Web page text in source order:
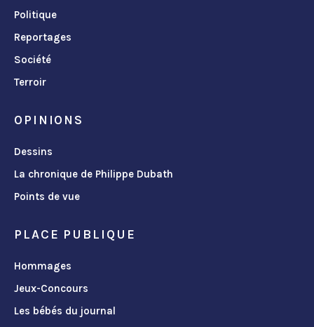
Politique
Reportages
Société
Terroir
OPINIONS
Dessins
La chronique de Philippe Dubath
Points de vue
PLACE PUBLIQUE
Hommages
Jeux-Concours
Les bébés du journal